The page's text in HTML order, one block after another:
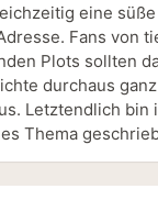
eine
Fans von
Plots sollten
durchaus
Letztendlich bin
Thema